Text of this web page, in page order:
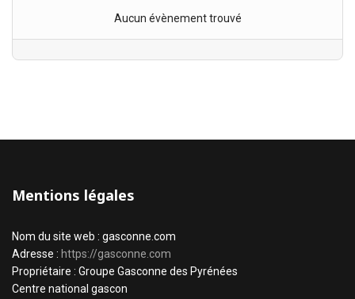
Aucun évènement trouvé
Mentions légales
Nom du site web : gasconne.com
Adresse : https://gasconne.com
Propriétaire : Groupe Gasconne des Pyrénées
Centre national gascon